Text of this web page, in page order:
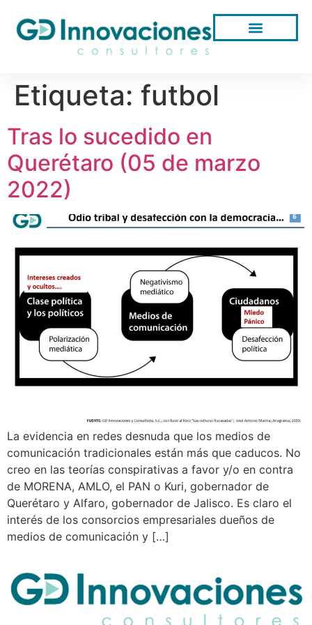
Etiqueta: futbol
Tras lo sucedido en
Querétaro (05 de marzo
2022)
La evidencia en redes desnuda que los medios de
comunicación tradicionales están más que caducos. No
creo en las teorías conspirativas a favor y/o en contra
de MORENA, AMLO, el PAN o Kuri, gobernador de
Querétaro y Alfaro, gobernador de Jalisco. Es claro el
interés de los consorcios empresariales dueños de
medios de comunicación y […]